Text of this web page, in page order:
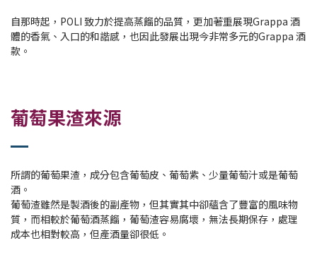
自那時起，POLI 致力於提高蒸餾的品質，更加著重展現Grappa 酒
體的香氣、入口的和諧感，也因此發展出現今非常多元的Grappa 酒
款。
葡萄果渣來源
所謂的葡萄果渣，成分包含葡萄皮、葡萄紫、少量葡萄汁或是葡萄
酒。
葡萄渣雖然是製酒後的副產物，但其實其中卻蘊含了豐富的風味物
質，而相較於葡萄酒蒸餾，葡萄渣容易腐壞，無法長期保存，處理
成本也相對較高，但產酒量卻很低。